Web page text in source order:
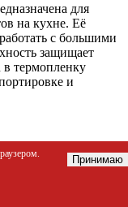
для
на кухне. Её
с большими
защищает
термопленку
и
обедов иПринимаю